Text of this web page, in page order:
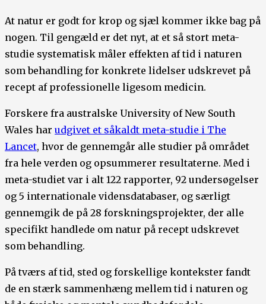
At natur er godt for krop og sjæl kommer ikke bag på
nogen. Til gengæld er det nyt, at et så stort meta-
studie systematisk måler effekten af tid i naturen
som behandling for konkrete lidelser udskrevet på
recept af professionelle ligesom medicin.
Forskere fra australske University of New South
Wales har udgivet et såkaldt meta-studie i The
Lancet, hvor de gennemgår alle studier på området
fra hele verden og opsummerer resultaterne. Med i
meta-studiet var i alt 122 rapporter, 92 undersøgelser
og 5 internationale vidensdatabaser, og særligt
gennemgik de på 28 forskningsprojekter, der alle
specifikt handlede om natur på recept udskrevet
som behandling.
På tværs af tid, sted og forskellige kontekster fandt
de en stærk sammenhæng mellem tid i naturen og